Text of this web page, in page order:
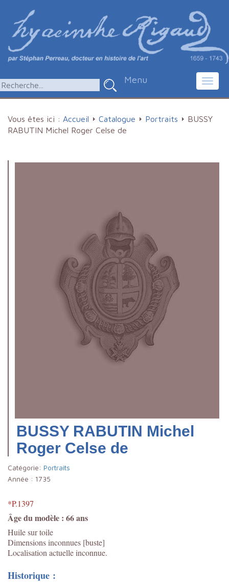
Menu
Vous êtes ici : Accueil Catalogue Portraits
BUSSY
RABUTIN Michel Roger Celse de
BUSSY RABUTIN Michel
Roger Celse de
Catégorie: Portraits
Année : 1735
*P.1397
Âge du modèle : 66 ans
Huile sur toile
Dimensions inconnues [buste]
Localisation actuelle inconnue.
Historique :